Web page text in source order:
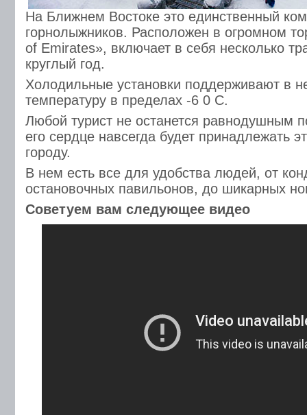
На Ближнем Востоке это единственный
горнолыжников. Расположен в огромном
of Emirates», включает в себя несколько
круглый год.
Холодильные установки поддерживают в
температуру в пределах -6 0 С.
Любой турист не останется равнодушным
его сердце навсегда будет принадлежать
городу.
В нем есть все для удобства людей, от
остановочных павильонов, до шикарных
Советуем вам следующее видео